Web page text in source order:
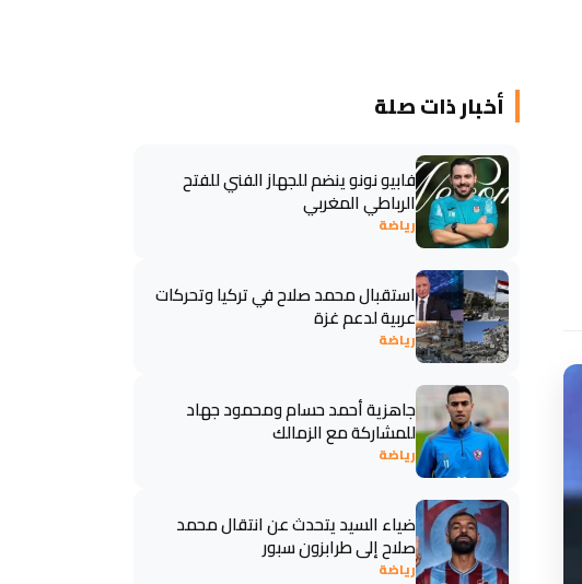
أخبار ذات صلة
فابيو نونو ينضم للجهاز الفني للفتح
الرباطي المغربي
رياضة
استقبال محمد صلاح في تركيا وتحركات
عربية لدعم غزة
رياضة
جاهزية أحمد حسام ومحمود جهاد
للمشاركة مع الزمالك
رياضة
ضياء السيد يتحدث عن انتقال محمد
صلاح إلى طرابزون سبور
رياضة